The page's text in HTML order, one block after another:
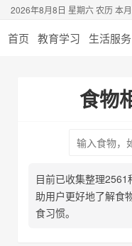
2026年8月8日 星期六 农历 本
首页 教育学习 生活服务
食物
目前已收集整理
助用户更好地了解食
食习惯。